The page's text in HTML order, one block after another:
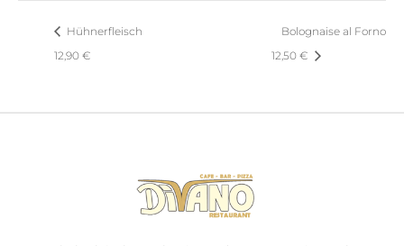
Hühnerfleisch
12,90 €
Bolognaise al Forno
12,50 €